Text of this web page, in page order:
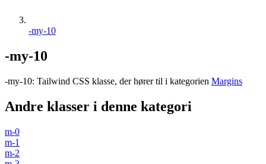
-my-10
-my-10
-my-10: Tailwind CSS klasse, der hører til i kategorien Margins
Andre klasser i denne kategori
m-0
m-1
m-2